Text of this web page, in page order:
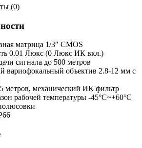
(0)
матрица 1/3" CMOS
0.01 Люкс (0 Люкс ИК вкл.)
сигнала до 500 метров
вариофокальный объектив 2.8-12 мм с
метров, механический ИК фильтр
рабочей температуры -45°С~+60°С